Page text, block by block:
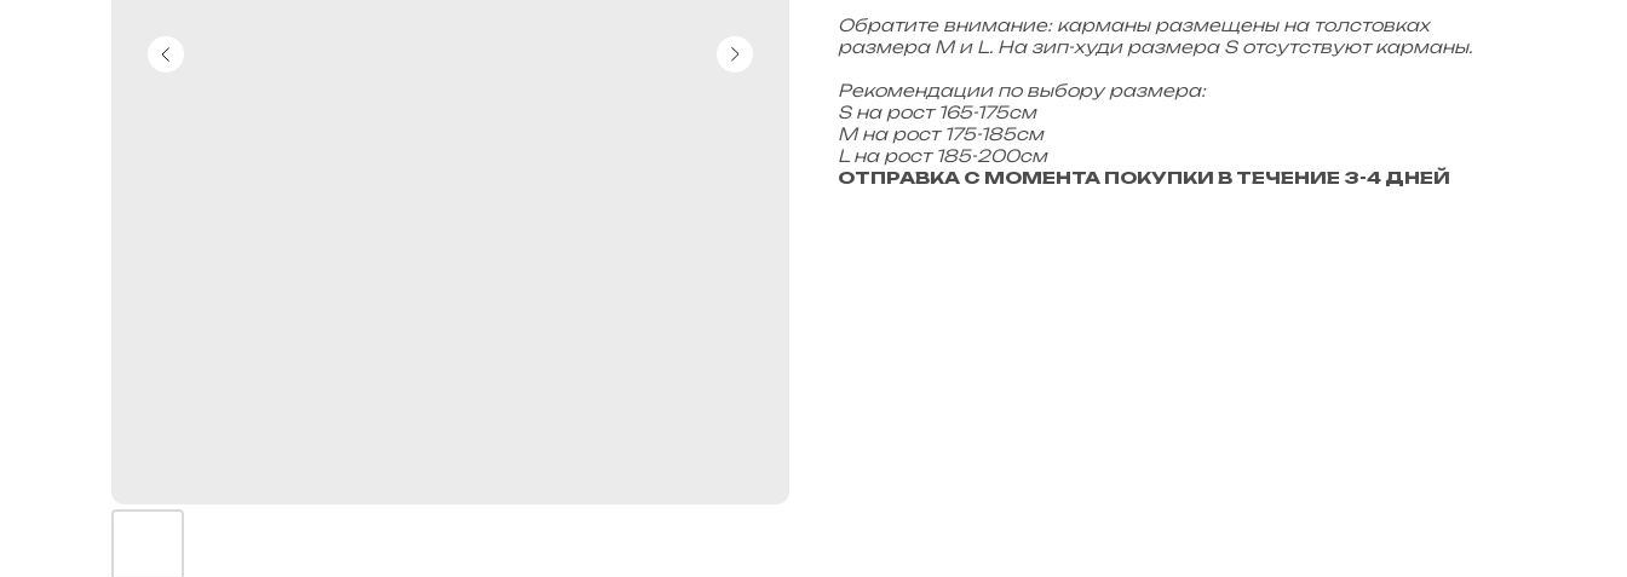
Обратите внимание: карманы размещены на толстовках
размера M и L. На зип-худи размера S отсутствуют карманы.
Рекомендации по выбору размера:
S на рост 165-175см
М на рост 175-185см
L на рост 185-200см
ОТПРАВКА С МОМЕНТА ПОКУПКИ В ТЕЧЕНИЕ 3-4 ДНЕЙ